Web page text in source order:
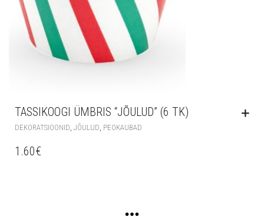
TASSIKOOGI ÜMBRIS “JÕULUD” (6 TK)
DEKORATSIOONID, JÕULUD, PEOKAUBAD
1.60€